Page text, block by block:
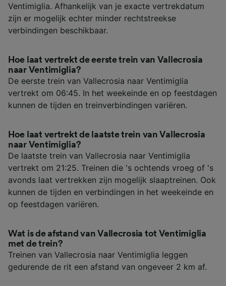
Ventimiglia. Afhankelijk van je exacte vertrekdatum
zijn er mogelijk echter minder rechtstreekse
verbindingen beschikbaar.
Hoe laat vertrekt de eerste trein van Vallecrosia
naar Ventimiglia?
De eerste trein van Vallecrosia naar Ventimiglia
vertrekt om 06:45. In het weekeinde en op feestdagen
kunnen de tijden en treinverbindingen variëren.
Hoe laat vertrekt de laatste trein van Vallecrosia
naar Ventimiglia?
De laatste trein van Vallecrosia naar Ventimiglia
vertrekt om 21:25. Treinen die 's ochtends vroeg of 's
avonds laat vertrekken zijn mogelijk slaaptreinen. Ook
kunnen de tijden en verbindingen in het weekeinde en
op feestdagen variëren.
Wat is de afstand van Vallecrosia tot Ventimiglia
met de trein?
Treinen van Vallecrosia naar Ventimiglia leggen
gedurende de rit een afstand van ongeveer 2 km af.